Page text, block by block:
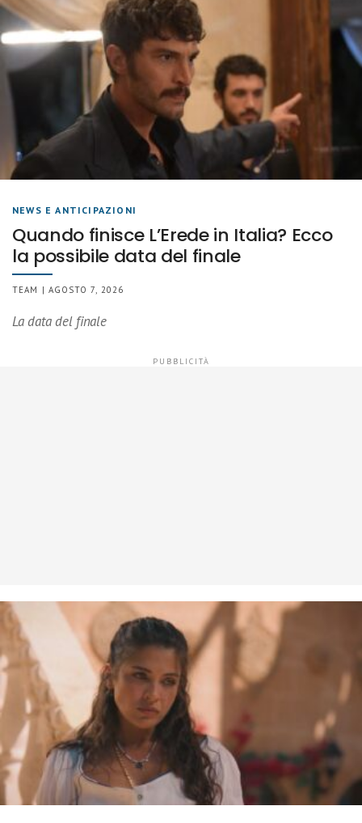
NEWS E ANTICIPAZIONI
Quando finisce L’Erede in Italia? Ecco
la possibile data del finale
TEAM | AGOSTO 7, 2026
La data del finale